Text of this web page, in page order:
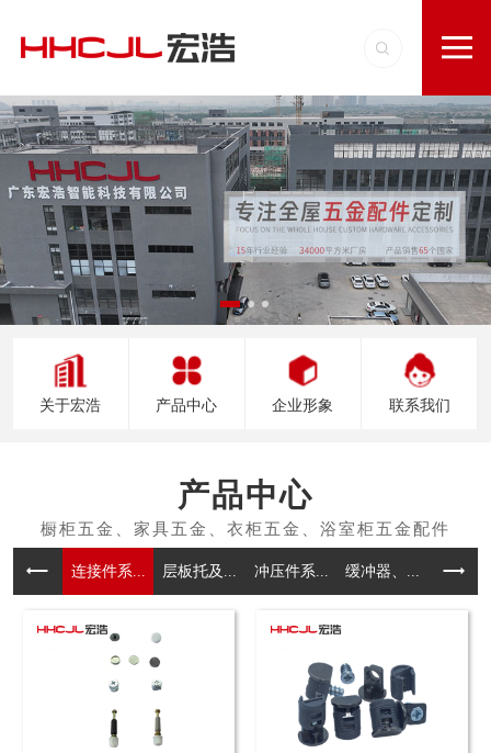
关于宏浩 产品中心 企业形象 联系我们
产品中心
连接件系... 层板托及... 冲压件系... 缓冲器、... 拉手